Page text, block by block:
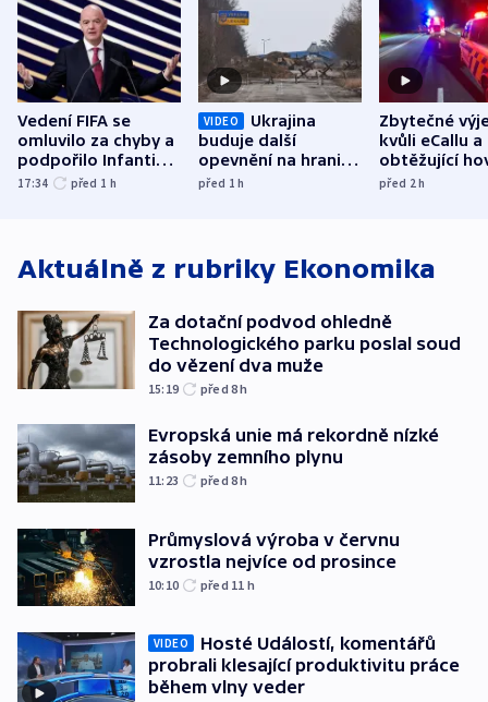
Vedení FIFA se
omluvilo za chyby a
podpořilo Infantina.
UEFA trvá na
17:34 před 1 h
VIDEO
Ukrajina
buduje další
opevnění na hranici
s Běloruskem
před 1h
Zbytečné
kvůli eCallu a
obtěžující
zdržují
před 2h
Aktuálně z rubriky Ekonomika
Za dotační podvod ohledně
Technologického parku poslal soud
do vězení dva muže
15:19 před 8h
Evropská unie má rekordně nízké
zásoby zemního plynu
11:23 před 8h
Průmyslová výroba v červnu
vzrostla nejvíce od prosince
10:10 před 11 h
VIDEO
Hosté Událostí, komentářů
probrali klesající produktivitu práce
během vlny veder